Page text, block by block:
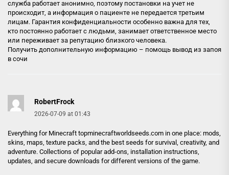
служба работает анонимно, поэтому постановки на учет не
происходит, а информация о пациенте не передается третьим
лицам. Гарантия конфиденциальности особенно важна для тех,
кто постоянно работает с людьми, занимает ответственное место
или переживает за репутацию близкого человека.
Получить дополнительную информацию – помощь вывод из запоя
в сочи
RobertFrock
2026-07-09 at 01:43
Everything for Minecraft topminecraftworldseeds.com in one place: mods,
skins, maps, texture packs, and the best seeds for survival, creativity, and
adventure. Collections of popular add-ons, installation instructions,
updates, and secure downloads for different versions of the game.